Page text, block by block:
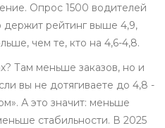
Опрос 1500 водителей
держит рейтинг выше 4,9,
чем те, кто на 4,6-4,8.
Там меньше заказов, но и
вы не дотягиваете до 4,8 -
А это значит: меньше
стабильности. В 2025